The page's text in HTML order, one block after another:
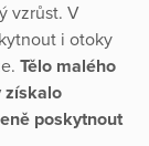
vzrůst. V
i otoky
Tělo malého
získalo
poskytnout